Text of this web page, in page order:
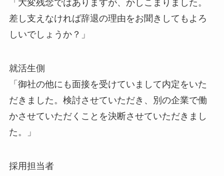
「大変残念ではありますが、かしこまりました。
差し支えなければ辞退の理由をお聞きしてもよろ
しいでしょうか？」
就活生側
「御社の他にも面接を受けていまして内定をいた
だきました。検討させていただき、別の企業で働
かさせていただくことを決断させていただきまし
た。」
採用担当者